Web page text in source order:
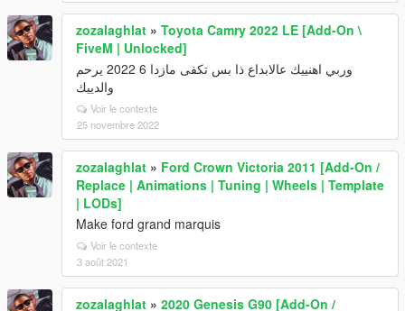
zozalaghlat » Toyota Camry 2022 LE [Add-On \
FiveM | Unlocked]
وربي اهنييك عالابداع ذا بس تكفى مازدا 6 2022 يرحم
والدييك
Voir le contexte
25 novembre 2022
zozalaghlat » Ford Crown Victoria 2011 [Add-On /
Replace | Animations | Tuning | Wheels | Template
| LODs]
Make ford grand marquis
Voir le contexte
3 août 2021
zozalaghlat » 2020 Genesis G90 [Add-On /